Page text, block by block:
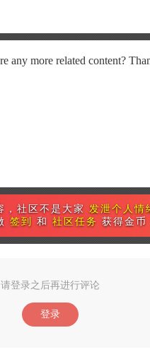
any more related content?
，社区不是大家 发泄个人情
签到 和 社区任务 获得金币
请登录之后再进行评论
登录